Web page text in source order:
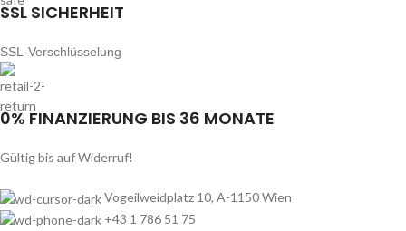
SSL SICHERHEIT
SSL-Verschlüsselung
0% FINANZIERUNG BIS 36 MONATE
Gültig bis auf Widerruf!
Vogeilweidplatz 10, A-1150 Wien
+43 1 786 51 75